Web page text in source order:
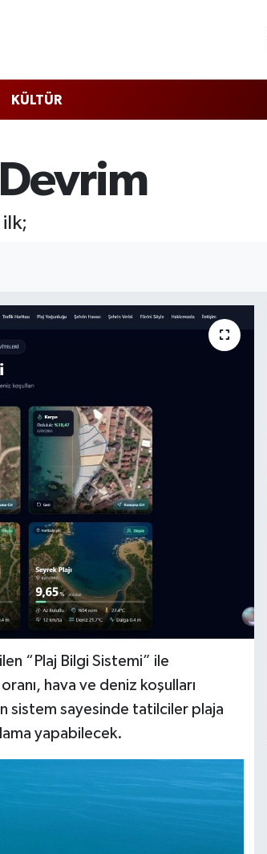
KÜLTÜR
ilk;
“Plaj Bilgi Sistemi” ile
hava ve deniz koşulları
sistem sayesinde tatilciler plaja
yapabilecek.